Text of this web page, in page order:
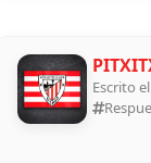
Escrito